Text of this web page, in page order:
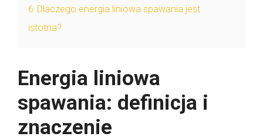
6 Dlaczego energia liniowa spawania jest
istotna?
Energia liniowa
spawania: definicja i
znaczenie